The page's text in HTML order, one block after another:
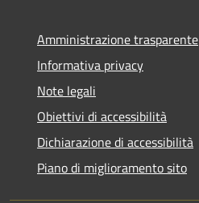
Amministrazione trasparente
Informativa privacy
Note legali
Obiettivi di accessibilità
Dichiarazione di accessibilità
Piano di miglioramento sito